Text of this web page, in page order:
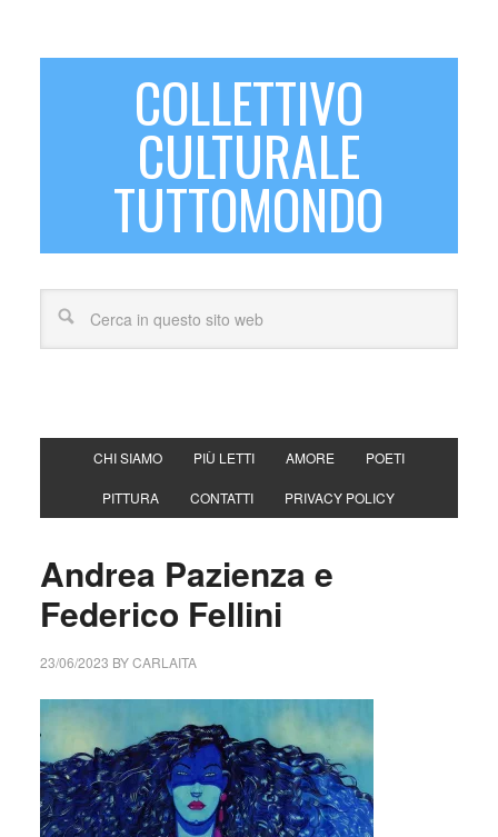
COLLETTIVO
CULTURALE
TUTTOMONDO
CHI SIAMO PIÙ LETTI AMORE POETI
PITTURA CONTATTI PRIVACY POLICY
Andrea Pazienza e
Federico Fellini
23/06/2023 BYCARLAITA